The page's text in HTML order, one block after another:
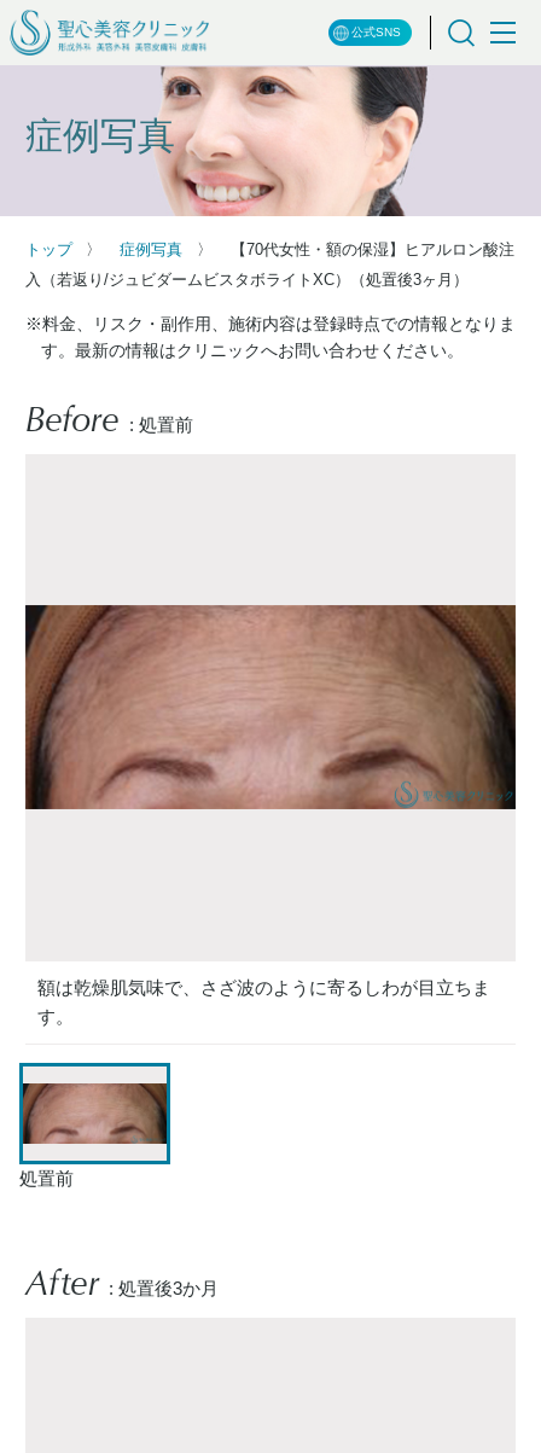
公式SNS
症例写真
トップ 症例写真
【70代女性・額の保湿】ヒアルロン酸注
入（若返り/ジュビダームビスタボライトXC）（処置後3ヶ月）
※料金、リスク・副作用、施術内容は登録時点での情報となりま
す。最新の情報はクリニックへお問い合わせください。
Before : 処置前
額は乾燥肌気味で、さざ波のように寄るしわが目立ちま
す。
処置前
After : 処置後3か月